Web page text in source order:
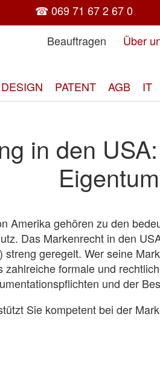
☎ 069 71 67 2 67 0
Beauftragen
Über
DESIGN PATENT AGB IT
in den
Amerika gehören zu den
Das Markenrecht in den
streng geregelt. Wer seine
zahlreiche formale und
und der
Sie kompetent bei der